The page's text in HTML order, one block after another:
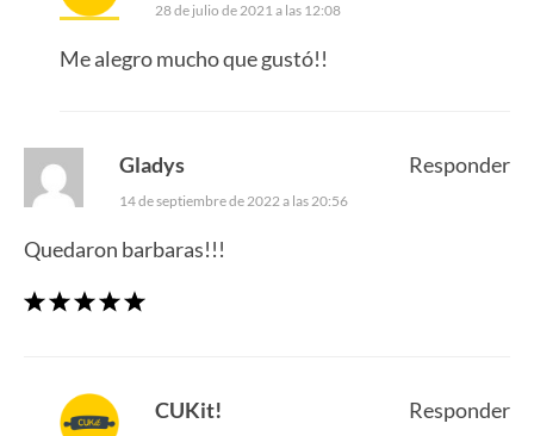
28 de julio de 2021 a las 12:08
Me alegro mucho que gustó!!
Gladys
14 de septiembre de 2022 a las 20:56
Quedaron barbaras!!!
Responder
CUKit! Responder